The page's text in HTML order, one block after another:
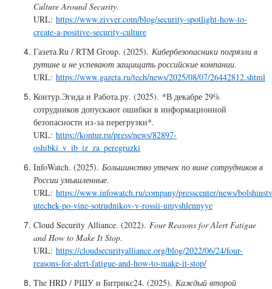
Culture Around Security.
URL: https://www.zivver.com/blog/security-spotlight-how-to-
create-a-positive-security-culture
Газета.Ru / RTM Group. (2025). Кибербезопасники погрязли в
рутине и не успевают защищать российские компании.
URL: https://www.gazeta.ru/tech/news/2025/08/07/26442812.shtml
Контур.Эгида и Работа.ру. (2025). *В декабре 29%
сотрудников допускают ошибки в информационной
безопасности из-за перегрузки*.
URL: https://kontur.ru/press/news/82897-
oshibki_v_ib_iz_za_peregruzki
InfoWatch. (2025). Большинство утечек по вине сотрудников в
России умышленные.
URL: https://www.infowatch.ru/company/presscenter/news/
utechek-po-vine-sotrudnikov-v-rossii-umyshlennyye
Cloud Security Alliance. (2022). Four Reasons for Alert Fatigue
and How to Make It Stop.
URL: https://cloudsecurityalliance.org/blog/2022/06/24/four-
reasons-for-alert-fatigue-and-how-to-make-it-stop/
The HRD / РШУ и Битрикс24. (2025). Каждый второй